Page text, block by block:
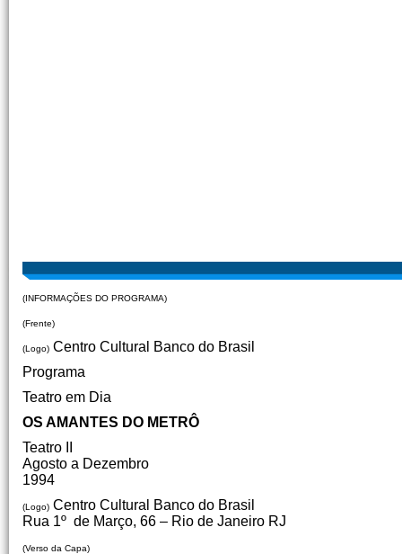
(INFORMAÇÕES DO PROGRAMA)
(Frente)
(Logo) Centro Cultural Banco do Brasil
Programa
Teatro em Dia
OS AMANTES DO METRÔ
Teatro II
Agosto a Dezembro
1994
(Logo) Centro Cultural Banco do Brasil
Rua 1º de Março, 66 – Rio de Janeiro RJ
(Verso da Capa)